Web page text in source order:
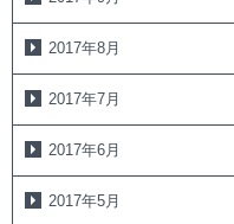
2017年8月
2017年7月
2017年6月
2017年5月